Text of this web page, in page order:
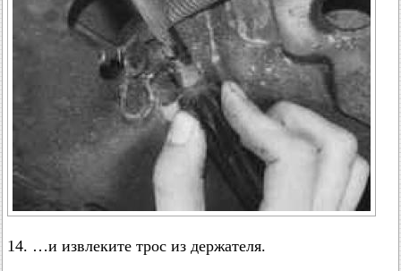
14. …и извлеките трос из держателя.